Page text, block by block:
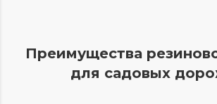
Преимущества
для садовых